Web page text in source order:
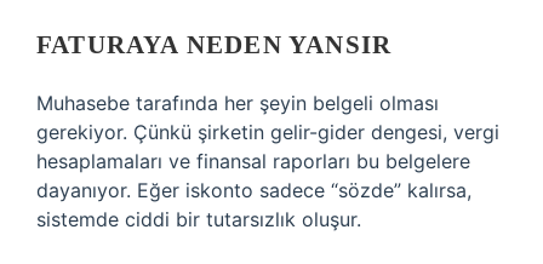
FATURAYA NEDEN YANSIR
Muhasebe tarafında her şeyin belgeli olması
gerekiyor. Çünkü şirketin gelir-gider dengesi, vergi
hesaplamaları ve finansal raporları bu belgelere
dayanıyor. Eğer iskonto sadece “sözde” kalırsa,
sistemde ciddi bir tutarsızlık oluşur.